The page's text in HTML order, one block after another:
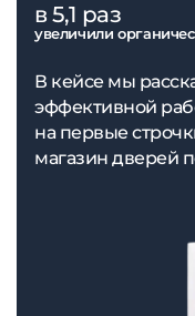
в 5,1 раз
увеличили
В кейсе мы
эффективной
на первые
магазин дверей